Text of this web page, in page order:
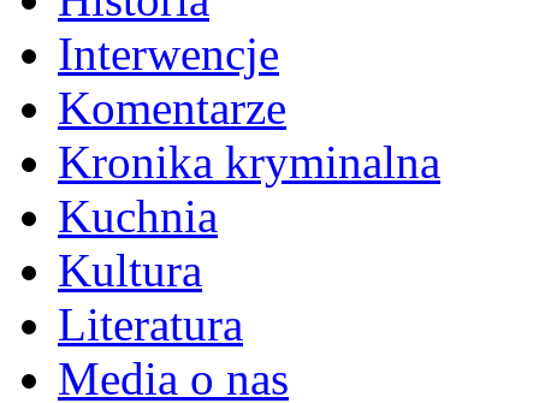
Interwencje
Komentarze
Kronika kryminalna
Kuchnia
Kultura
Literatura
Media o nas